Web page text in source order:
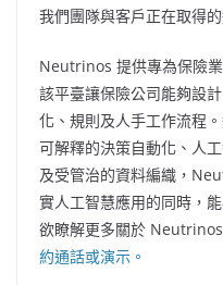
我們團隊與客戶正在取得的
Neutrinos 提供專為保險
該平臺讓保險公司能夠設
化、規則及人手工作流程
可解釋的決策自動化、人
及受管治的資料編織，
實人工智慧應用的同時，
欲瞭解更多關於
約通話或演示。